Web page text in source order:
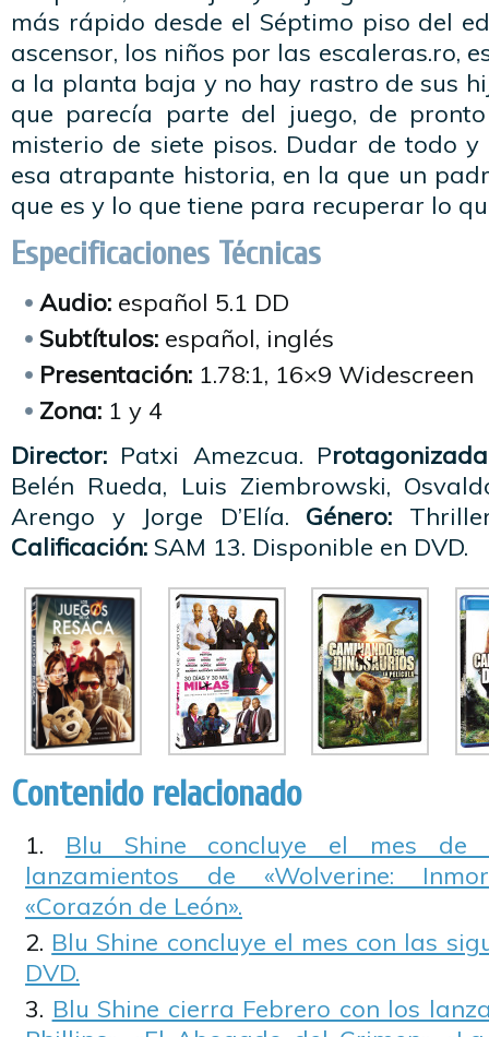
más rápido desde el Séptimo piso del
ascensor, los niños por las escaleras.ro,
a la planta baja y no hay rastro de sus
que parecía parte del juego, de
misterio de siete pisos. Dudar de todo
esa atrapante historia, en la que un
que es y lo que tiene para recuperar lo
Especificaciones Técnicas
Audio: español 5.1 DD
Subtítulos: español, inglés
Presentación: 1.78:1, 16×9 Widescreen
Zona: 1 y 4
Director: Patxi Amezcua. P
Belén Rueda, Luis Ziembrowski,
Arengo y Jorge D’Elía. Género:
Calificación: SAM 13. Disponible en DVD.
Contenido relacionado
Blu Shine concluye el mes de
lanzamientos de «Wolverine:
«Corazón de León».
Blu Shine concluye el mes con las
DVD.
Blu Shine cierra Febrero con los